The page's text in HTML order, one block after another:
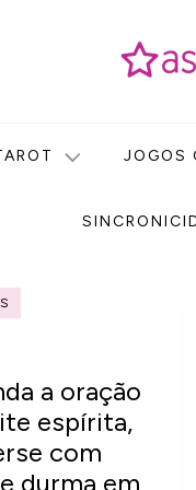
JOGOS
a oração
espírita,
com
durma em